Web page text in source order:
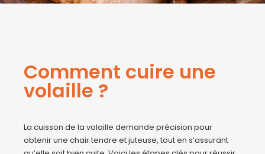
Comment cuire une
volaille ?
La cuisson de la volaille demande précision pour
obtenir une chair tendre et juteuse, tout en s’assurant